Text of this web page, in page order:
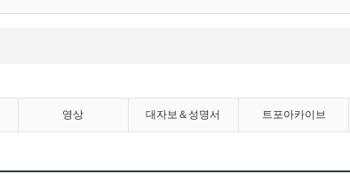
영상 대자보＆성명서 트포아카이브